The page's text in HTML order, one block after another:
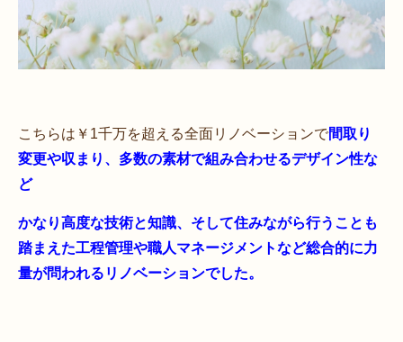
こちらは￥1千万を超える全面リノベーションで間取り
変更や収まり、多数の素材で組み合わせるデザイン性な
ど
かなり高度な技術と知識、そして住みながら行うことも
踏まえた工程管理や職人マネージメントなど総合的に力
量が問われるリノベーションでした。